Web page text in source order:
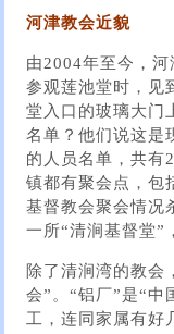
河津教会近貌
由2004年至今，
参观莲池堂时，见
堂入口的玻璃大门
名单？他们说这是
的人员名单，共有
镇都有聚会点，包
基督教会聚会情况
一所“清涧基督堂”
除了清涧湾的教会
会”。“铝厂”是“中
工，连同家属有好